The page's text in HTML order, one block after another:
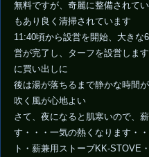
無料ですが、奇麗に整備されて
もあり良く清掃されています
11:40頃から設営を開始、大きな
営が完了し、ターフを設営しま
に買い出しに
後は湯が落ちるまで静かな時間
吹く風が心地よい
さて、夜になると肌寒いので、
す・・・一気の熱くなります・
ト・薪兼用ストーブKK-STOVE